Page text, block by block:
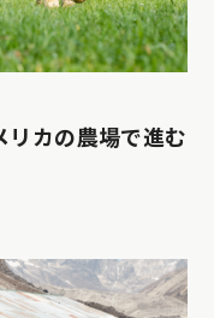
リカの農場で進む